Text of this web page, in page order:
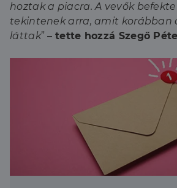
hoztak a piacra. A vevők
tekintenek arra, amit korábban
láttak” –tette hozzá Szegő